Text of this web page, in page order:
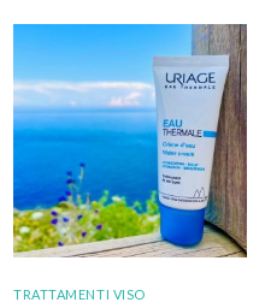
TRATTAMENTI VISO